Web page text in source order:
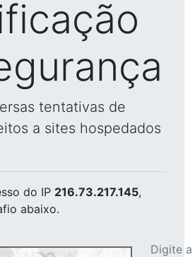
tentativas de
a sites hospedados
do IP 216.73.217.145,
abaixo.
Digite